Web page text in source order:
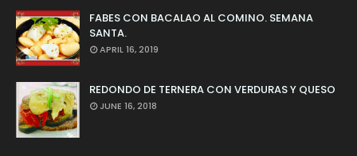
FABES CON BACALAO AL COMINO. SEMANA
SANTA.
APRIL 16, 2019
REDONDO DE TERNERA CON VERDURAS Y QUESO
JUNE 16, 2018